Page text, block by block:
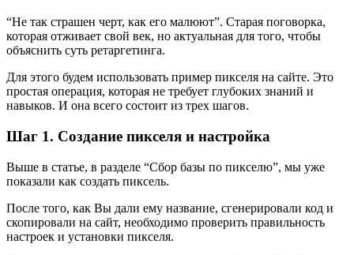
“Не так страшен черт, как его малюют”. Старая поговорка,
которая отживает свой век, но актуальная для того, чтобы
объяснить суть ретаргетинга.
Для этого будем использовать пример пикселя на сайте. Это
простая операция, которая не требует глубоких знаний и
навыков. И она всего состоит из трех шагов.
Шаг 1. Создание пикселя и настройка
Выше в статье, в разделе “Сбор базы по пикселю”, мы уже
показали как создать пиксель.
После того, как Вы дали ему название, сгенерировали код и
скопировали на сайт, необходимо проверить правильность
настроек и установки пикселя.